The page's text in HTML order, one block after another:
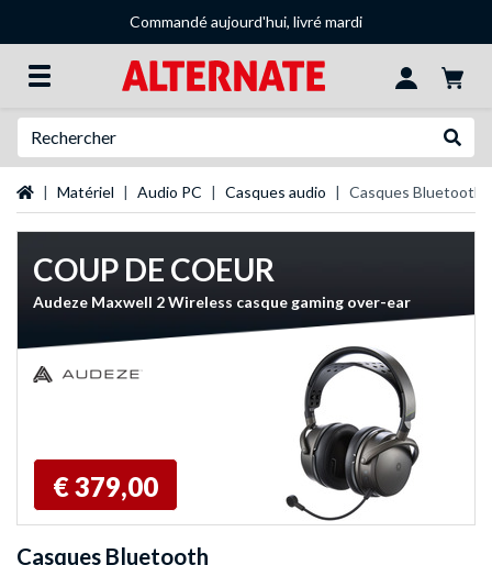
Commandé aujourd'hui, livré mardi
Page d'accueil
Matériel Audio PC Casques audio Casques Bluetooth
COUP DE COEUR
Audeze Maxwell 2 Wireless casque gaming over-ear
€ 379,00
Casques Bluetooth